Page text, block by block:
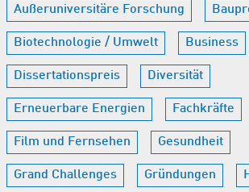
Außeruniversitäre Forschung
Biotechnologie / Umwelt Business
Dissertationspreis Diversität
Erneuerbare Energien Fachkräfte
Film und Fernsehen Gesundheit
Grand Challenges Gründungen